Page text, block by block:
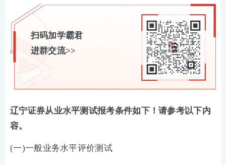
扫码加学霸君
进群交流>>
辽宁证券从业水平测试报考条件如下！请参考以下内
容。
(一)一般业务水平评价测试